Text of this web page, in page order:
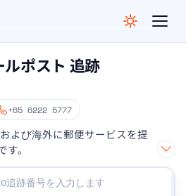
ルポスト 追跡
+65 6222 5777
よび海外に郵便サービスを提
。
さい：